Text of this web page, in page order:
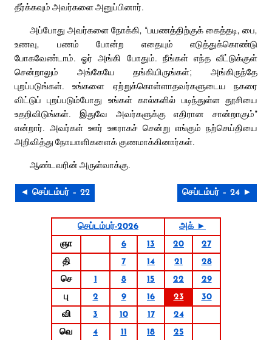
தீர்க்கவும் அவர்களை அனுப்பினார்.
அப்போது அவர்களை நோக்கி, “பயணத்திற்குக் கைத்தடி, பை,
உணவு, பணம் போன்ற எதையும் எடுத்துக்கொண்டு
போகவேண்டாம். ஓர் அங்கி போதும். நீங்கள் எந்த வீட்டுக்குள்
சென்றாலும் அங்கேயே தங்கியிருங்கள்; அங்கிருந்தே
புறப்படுங்கள். உங்களை ஏற்றுக்கொள்ளாதவர்களுடைய நகரை
விட்டுப் புறப்படும்போது உங்கள் கால்களில் படிந்துள்ள தூசியை
உதறிவிடுங்கள். இதுவே அவர்களுக்கு எதிரான சான்றாகும்”
என்றார். அவர்கள் ஊர் ஊராகச் சென்று எங்கும் நற்செய்தியை
அறிவித்து நோயாளிகளைக் குணமாக்கினார்கள்.
ஆண்டவரின் அருள்வாக்கு.
◄ செப்டம்பர் – 22 செப்டம்பர் – 24 ►
செப்டம்பர்-2026
அக் ►
ஞா
6 13 20
27
தி
7 14 21
28
செ
1 8 15 22
29
பு
2 9 16 23
30
வி
3 10 17
24
வெ
4 11 18
25